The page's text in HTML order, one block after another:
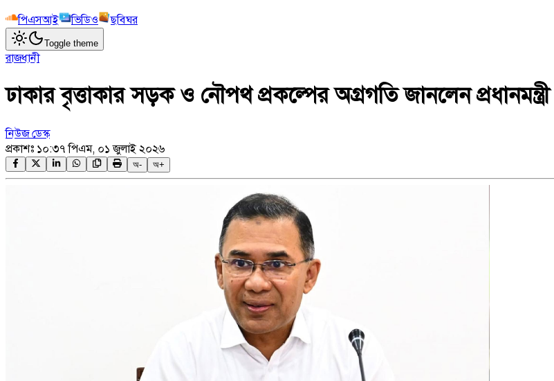
পিএসআই
ভিডিও ছবিঘর
Toggle theme
রাজধানী
ঢাকার বৃত্তাকার সড়ক ও নৌপথ প্রকল্পের অগ্রগতি জানলেন প্রধানমন্ত্রী
নিউজ ডেস্ক
প্রকাশঃ ১০:৩৭ পিএম, ০১ জুলাই ২০২৬
অ- অ+